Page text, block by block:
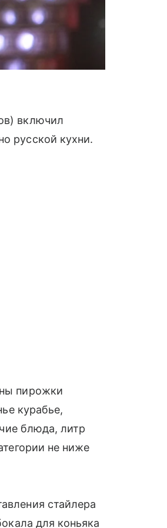
включил
русской кухни.
пирожки
курабье,
блюда, литр
не ниже
стайлера
для коньяка